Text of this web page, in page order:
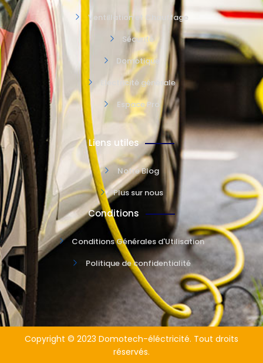
Ventillation et Chauffage
Sécurité
Domotique
Electricité générale
Espace Pro
Liens utiles
Notre Blog
Plus sur nous
Conditions
Conditions Générales d'Utilisation
Politique de confidentialité
Copyright © 2023 Domotech-éléctricité. Tout droits
réservés.